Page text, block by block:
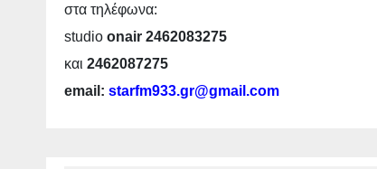
στα τηλέφωνα:
studio onair 2462083275
και 2462087275
email: starfm933.gr@gmail.com